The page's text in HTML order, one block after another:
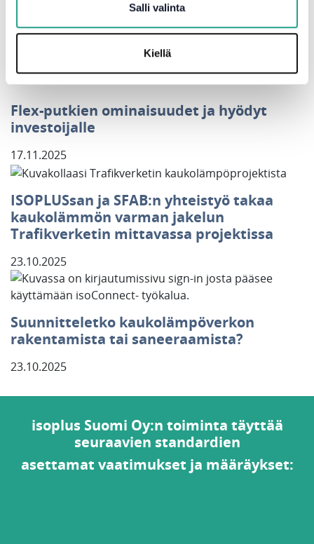
Salli valinta
Kiellä
50 Years of Pre-Insulated Pipe System
Production in Vaasa
Flex-putkien ominaisuudet ja hyödyt
investoijalle
17.11.2025
ISOPLUSsan ja SFAB:n yhteistyö takaa
kaukolämmön varman jakelun
Trafikverketin mittavassa projektissa
23.10.2025
Suunnitteletko kaukolämpöverkon
rakentamista tai saneeraamista?
23.10.2025
isoplus Suomi Oy:n toiminta täyttää
seuraavien standardien
asettamat vaatimukset ja määräykset: